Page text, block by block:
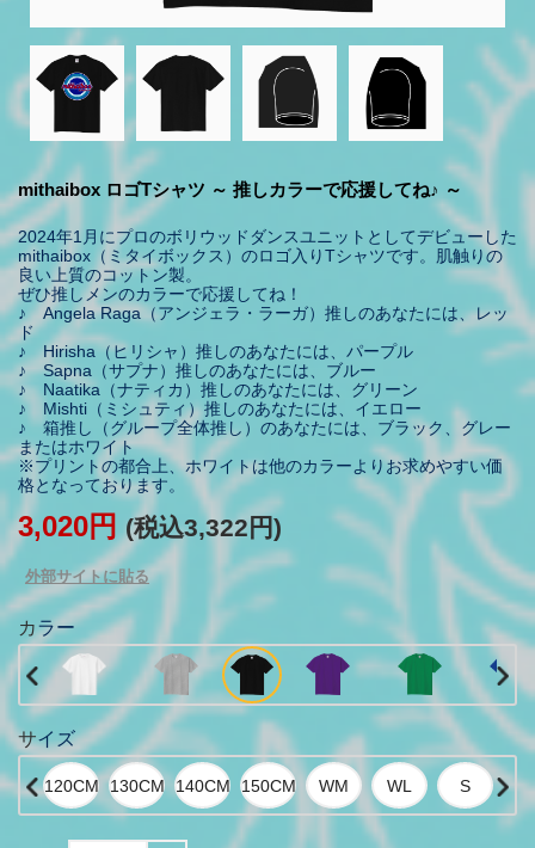
mithaibox ロゴTシャツ ～ 推しカラーで応援してね♪ ～
2024年1月にプロのボリウッドダンスユニットとしてデビューした
mithaibox（ミタイボックス）のロゴ入りTシャツです。肌触りの
良い上質のコットン製。
ぜひ推しメンのカラーで応援してね！
♪ Angela Raga（アンジェラ・ラーガ）推しのあなたには、レッ
ド
♪ Hirisha（ヒリシャ）推しのあなたには、パープル
♪ Sapna（サプナ）推しのあなたには、ブルー
♪ Naatika（ナティカ）推しのあなたには、グリーン
♪ Mishti（ミシュティ）推しのあなたには、イエロー
♪ 箱推し（グループ全体推し）のあなたには、ブラック、グレー
またはホワイト
※プリントの都合上、ホワイトは他のカラーよりお求めやすい価
格となっております。
3,020円(税込3,322円)
外部サイトに貼る
カラー
サイズ